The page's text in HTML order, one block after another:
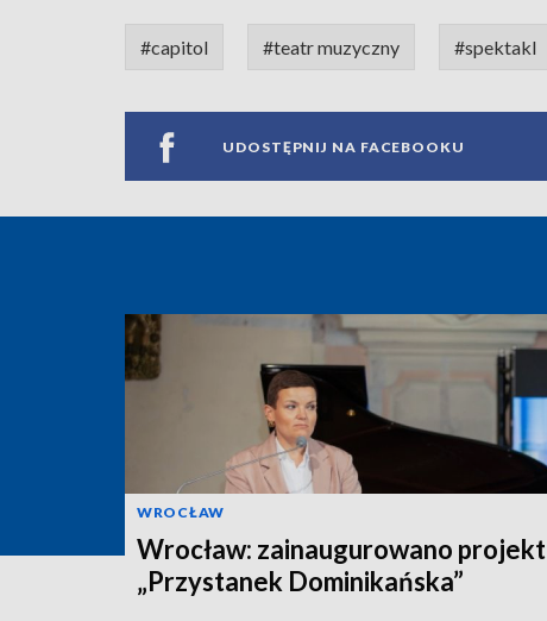
#capitol #teatr muzyczny #spektakl
UDOSTĘPNIJ NA FACEBOOKU
WROCŁAW
Wrocław: zainaugurowano projekt
„Przystanek Dominikańska”